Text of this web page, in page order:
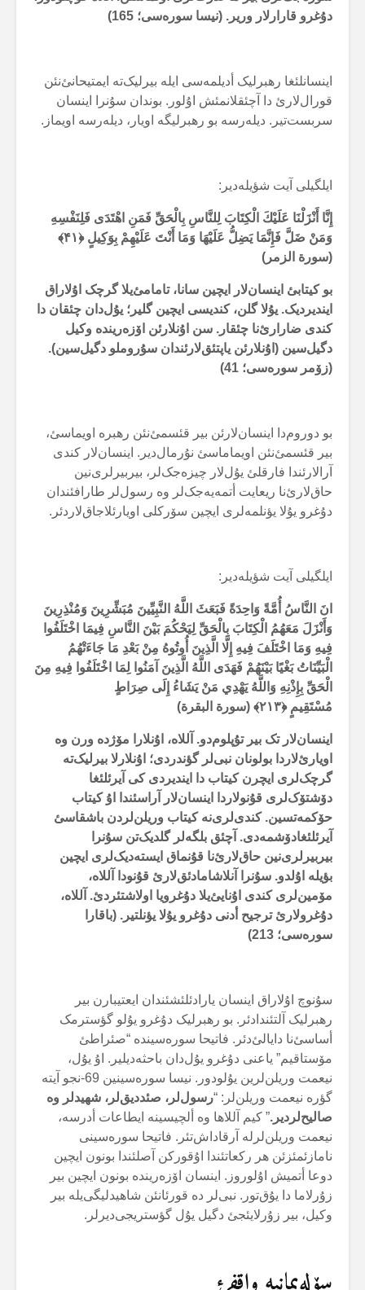
دۇغرو قارارلار وریر. (نیسا سورەسی؛ 165)
اینسانلئغا رهبرلیک أدیلمەسی ایلە بیرلیک‌تە ایمتیحانئ‌نئن
قورال‌لارئ دا آچئقلانمئش اۇلور. بوندان سۇنرا اینسان
سربست‌تیر. دیلەرسە بو رهبرلیگە اویار، دیلەرسە اویماز.
ایلگیلی آیت شؤیلەدیر:
إِنَّا أَنْزَلْنَا عَلَيْكَ الْكِتَابَ لِلنَّاسِ بِالْحَقِّ فَمَنِ اهْتَدَى فَلِنَفْسِهِ
وَمَنْ ضَلَّ فَإِنَّمَا يَضِلُّ عَلَيْهَا وَمَا أَنْتَ عَلَيْهِمْ بِوَكِيلٍ ﴿۴۱﴾
(سورة الزمر)
بو کیتابئ اینسان‌لار ایچین سانا، تامامئ‌یلا گرچک اۇلاراق
ایندیردیک. یۇلا گلن، کندیسی ایچین گلیر؛ یۇل‌دان چئقان دا
کندی ضارارئ‌نا چئقار. سن اۇنلارئن اۆزەریندە وکیل
دگیل‌سین (اۇنلارئن یاپتئق‌لارئندان سۇروملو دگیل‌سین).
(زۆمر سورەسی؛ 41)
بو دوروم‌دا اینسان‌لارئن بیر قئسمئ‌نئن رهبرە اویماسئ،
بیر قئسمئ‌نئن اویماماسئ نۇرمال‌دیر. اینسان‌لار کندی
آرالارئندا فارقلئ یۇل‌لار چیزەجک‌لر، بیربیرلری‌نین
حاق‌لارئ‌نا ریعایت أتمەیەجک‌لر وە رسول‌لر طارافئندان
دۇغرو یۇلا یؤنلمەلری ایچین سۆرکلی اویارئلاجاق‌لاردئر.
ایلگیلی آیت شؤیلەدیر:
انَ النَّاسُ أُمَّةً وَاحِدَةً فَبَعَثَ اللَّهُ النَّبِيِّينَ مُبَشِّرِينَ وَمُنْذِرِينَ
وَأَنْزَلَ مَعَهُمُ الْكِتَابَ بِالْحَقِّ لِيَحْكُمَ بَيْنَ النَّاسِ فِيمَا اخْتَلَفُوا
فِيهِ وَمَا اخْتَلَفَ فِيهِ إِلَّا الَّذِينَ أُوتُوهُ مِنْ بَعْدِ مَا جَاءَتْهُمُ
الْبَيِّنَاتُ بَغْيًا بَيْنَهُمْ فَهَدَى اللَّهُ الَّذِينَ آمَنُوا لِمَا اخْتَلَفُوا فِيهِ مِنَ
الْحَقِّ بِإِذْنِهِ وَاللَّهُ يَهْدِي مَنْ يَشَاءُ إِلَى صِرَاطٍ
مُسْتَقِيمٍ ﴿۲۱۳﴾ (سورة البقرة)
اینسان‌لار تک بیر تۇپلوم‌دو. آللاە، اۇنلارا مۆژدە ورن وە
اویارئ‌لاردا بولونان نبی‌لر گؤندردی؛ اۇنلارلا بیرلیک‌تە
گرچک‌لری ایچرن کیتاب دا ایندیردی کی آیرئلئغا
دۆشتۆک‌لری قۇنولاردا اینسان‌لار آراسئندا اۇ کیتاب
حۆکمەتسین. کندی‌لری‌نە کیتاب وریلن‌لردن باشقاسئ
آیرئلئغادۆشمەدی. آچئق بلگەلر گلدیک‌تن سۇنرا
بیربیرلری‌نین حاق‌لارئ‌نا قۇنماق ایستەدیک‌لری ایچین
بؤیلە اۇلدو. سۇنرا آنلاشامادئق‌لارئ قۇنودا آللاە،
مۆمین‌لری کندی اۇنایئ‌یلا دۇغرویا اولاشتئردئ. آللاە،
دۇغرولارئ ترجیح أدنی دۇغرو یۇلا یؤنلتیر. (باقارا
سورەسی؛ 213)
سۇنوچ اۇلاراق اینسان یارادئلئشئندان ایعتیبارن بیر
رهبرلیک آلتئندادئر. بو رهبرلیک دۇغرو یۇلو گؤسترمک
أساسئ‌نا دایالئ‌دئر. فاتیحا سورەسیندە “صئراطئ
مۆستاقیم” یاعنی دۇغرو یۇل‌دان باحثەدیلیر. اۇ یۇل،
نیعمت وریلن‌لرین یۇلودور. نیسا سورەسینین 69-نجو آیتە
گؤرە نیعمت وریلن‌لر: “رسول‌لر، صئددیق‌لر، شهیدلر وە
صالیح‌لردیر.” کیم آللاها وە ألچیسینە ایطاعات أدرسە،
نیعمت وریلن‌لرلە آرقاداش‌تئر. فاتیحا سورەسینی
نامازئمئزئن هر رکعاتئندا اۇقورکن آصلئندا بونون ایچین
دوعا أتمیش اۇلوروز. اینسان اۆزەریندە بونون ایچین بیر
زۇرلاما دا یۇق‌تور. نبی‌لر دە قورئانئن شاهیدلیگی‌یلە بیر
وکیل، بیر زۇرلایئجئ دگیل یۇل گؤستریجی‌دیرلر.